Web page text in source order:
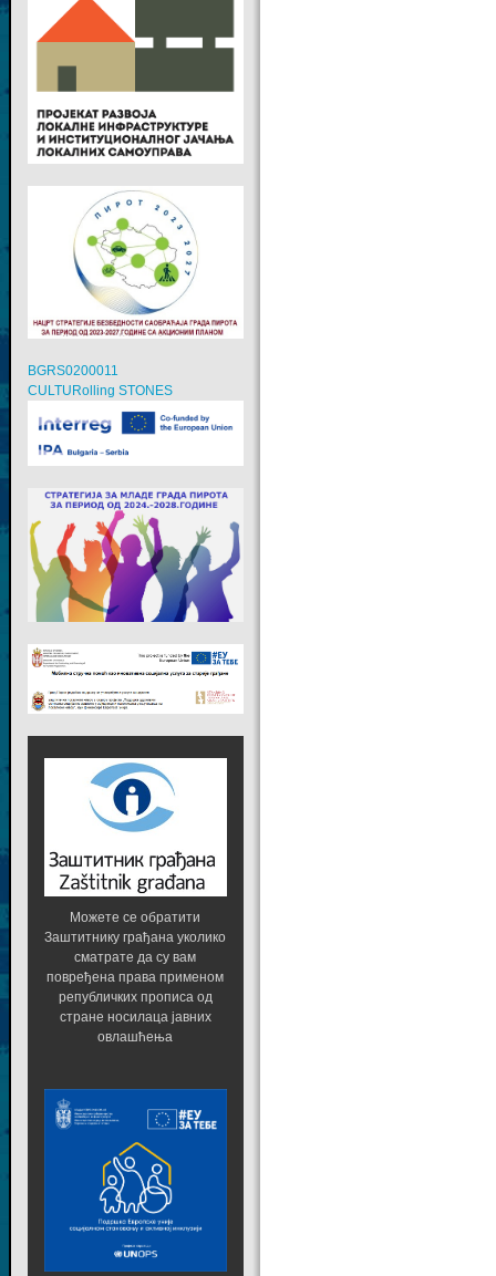
BGRS0200011
CULTURolling STONES
Можете се обратити
Заштитнику грађана уколико
сматрате да су вам
повређена права применом
републичких прописа од
стране носилаца јавних
овлашћења